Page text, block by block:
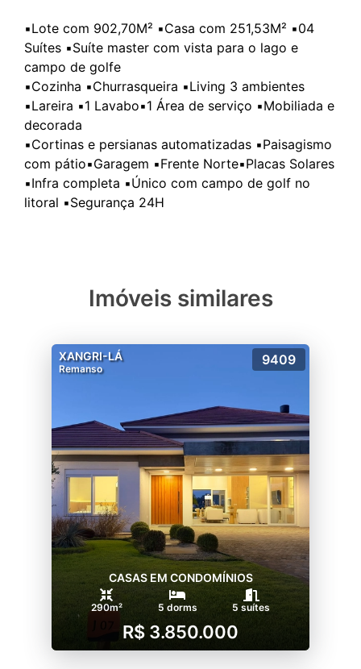
▪️Lote com 902,70M² ▪️Casa com 251,53M² ▪️04
Suítes ▪️Suíte master com vista para o lago e
campo de golfe
▪️Cozinha ▪️Churrasqueira ▪️Living 3 ambientes
▪️Lareira ▪️1 Lavabo▪️1 Área de serviço ▪️Mobiliada e
decorada
▪️Cortinas e persianas automatizadas ▪️Paisagismo
com pátio▪️Garagem ▪️Frente Norte▪️Placas Solares
▪️Infra completa ▪️Único com campo de golf no
Imóveis similares
XANGRI-LÁ
Remanso
9409
CASAS EM CONDOMÍNIOS
290m² 5 dorms 5 suítes
R$ 3.850.000